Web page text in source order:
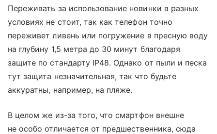
Переживать за использование новинки в разных
условиях не стоит, так как телефон точно
переживет ливень или погружение в пресную воду
на глубину 1,5 метра до 30 минут благодаря
защите по стандарту IP48. Однако от пыли и песка
тут защита незначительная, так что будьте
аккуратны, например, на пляже.
В целом же из-за того, что смартфон внешне
не особо отличается от предшественника, сюда